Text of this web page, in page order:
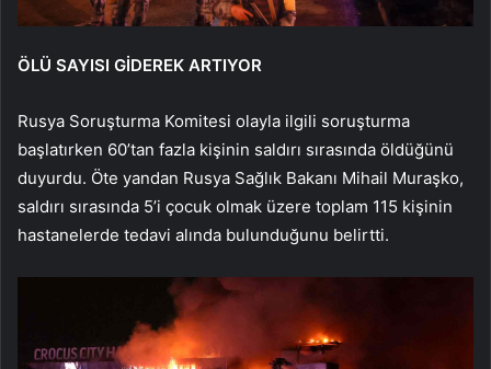
ÖLÜ SAYISI GİDEREK ARTIYOR
Rusya Soruşturma Komitesi olayla ilgili soruşturma
başlatırken 60’tan fazla kişinin saldırı sırasında öldüğünü
duyurdu. Öte yandan Rusya Sağlık Bakanı Mihail Muraşko,
saldırı sırasında 5’i çocuk olmak üzere toplam 115 kişinin
hastanelerde tedavi alında bulunduğunu belirtti.